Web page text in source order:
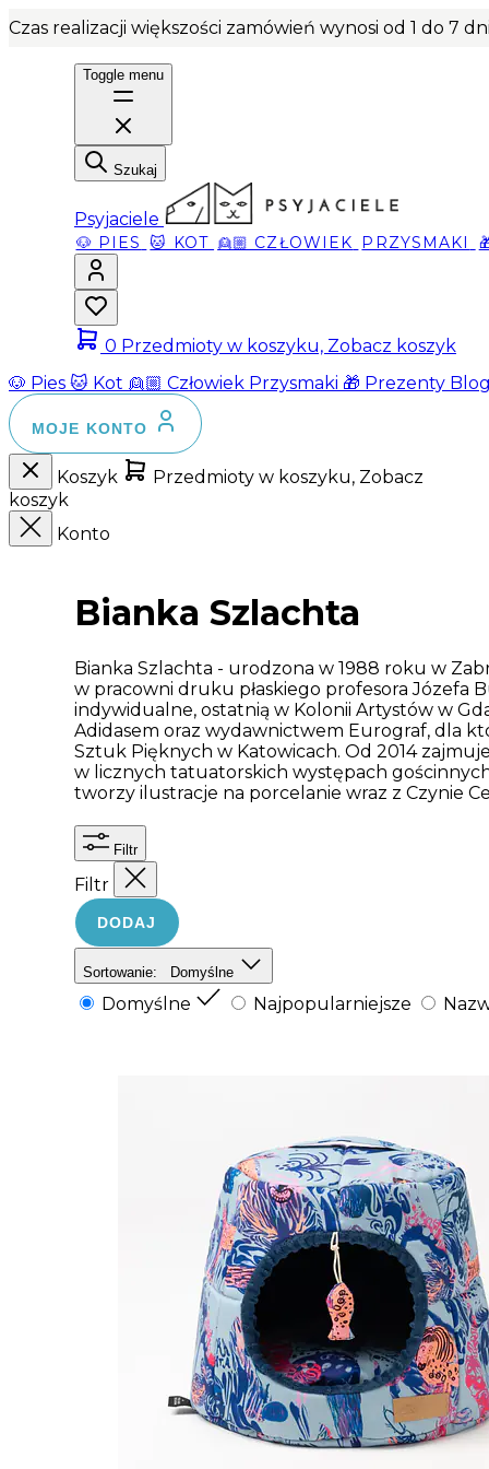
Czas realizacji większości zamówień wynosi od 1 do 7
Toggle menu
Szukaj
Psyjaciele
🐶 PIES 🐱 KOT 👱🏼 CZŁOWIEK PRZYSMAKI
0 Przedmioty w koszyku, Zobacz koszyk
🐶 Pies 🐱 Kot 👱🏼 Człowiek Przysmaki 🎁 Prezenty Blog
MOJE KONTO
Koszyk
Przedmioty w koszyku, Zobacz
koszyk
Konto
Bianka Szlachta
Bianka Szlachta - urodzona w 1988 roku w
w pracowni druku płaskiego profesora Józefa
indywidualne, ostatnią w Kolonii Artystów w
Adidasem oraz wydawnictwem Eurograf, dla
Sztuk Pięknych w Katowicach. Od 2014
w licznych tatuatorskich występach
tworzy ilustracje na porcelanie wraz z Czynie
Filtr
Filtr
DODAJ
Sortowanie: Domyślne
Domyślne Najpopularniejsze